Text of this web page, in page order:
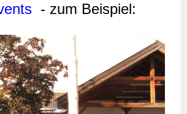
- zum Beispiel: